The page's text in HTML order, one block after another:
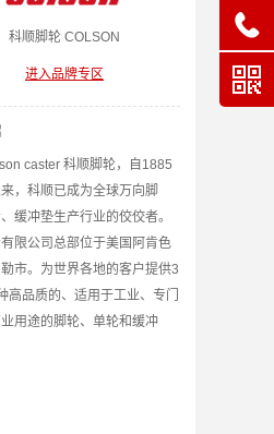
科顺脚轮 COLSON
进入品牌专区
caster 科顺脚轮，自1885
，科顺已成为全球万向脚
缓冲垫生产行业的佼佼者。
限公司总部位于美国阿肯色
市。为世界各地的客户提供3
高品质的、适用于工业、专门
用途的脚轮、单轮和缓冲

